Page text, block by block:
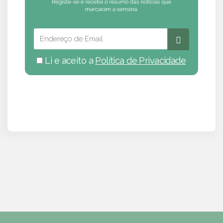
Li e aceito a Política de Privacidade